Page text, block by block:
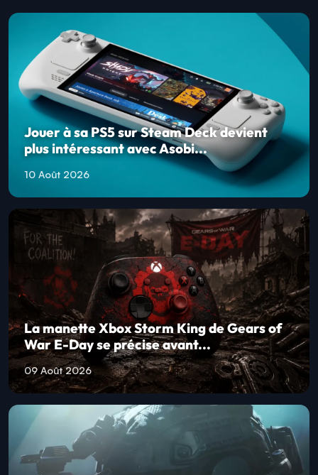
Jouer à sa PS5 sur Steam Deck devient
plus intéressant avec Asobi...
10 Août 2026
La manette Xbox Storm King de Gears of
War E-Day se précise avant...
09 Août 2026